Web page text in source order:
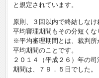
と規定されています。
原則、３回以内で終結しなけ
平均審理期間もその分短くな
※平均審理期間とは、裁判所
平均期間のことです。
２０１４（平成２６）年の
期間は、７９．５日でした。